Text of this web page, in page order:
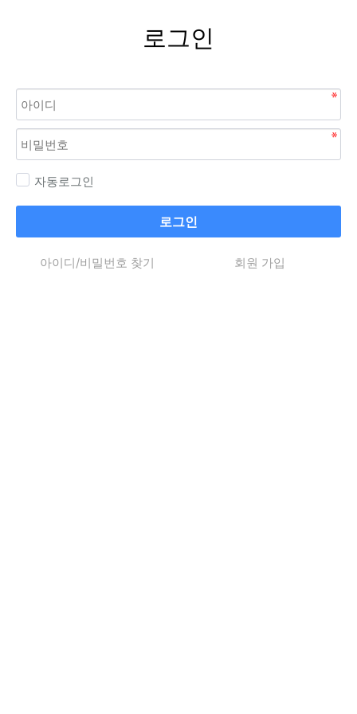
로그인
자동로그인
로그인
아이디/비밀번호 찾기 회원 가입